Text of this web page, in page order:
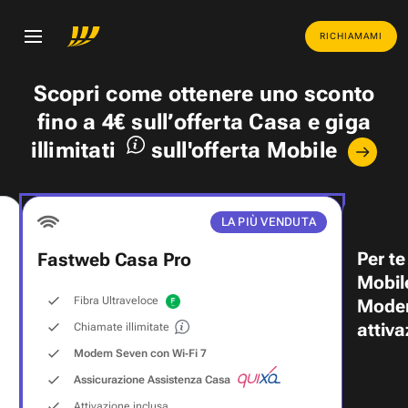
RICHIAMAMI
Scopri come ottenere uno sconto
fino a 4€ sull’offerta Casa egiga
illimitati
sull'offerta Mobile
LA PIÙ VENDUTA
Fastweb Casa Pro
Fibra Ultraveloce
Chiamate illimitate
Modem Seven con Wi‑Fi 7
Assicurazione Assistenza Casa
Per